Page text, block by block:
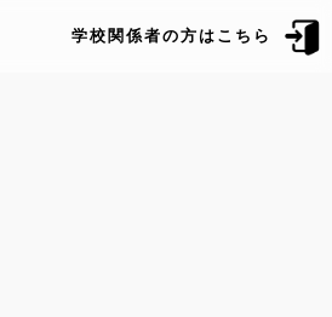
学校関係者の方はこちら